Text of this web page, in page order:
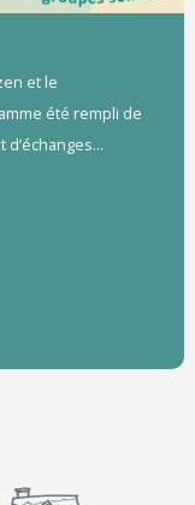
et le
été rempli de